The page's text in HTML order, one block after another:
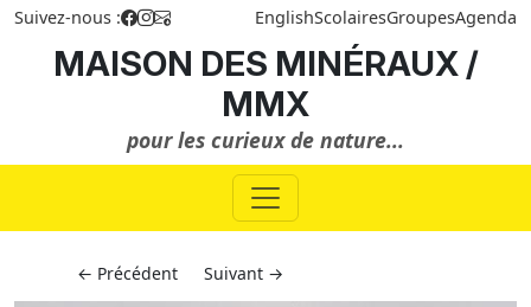
Suivez-nous : EnglishScolairesGroupesAgenda
MAISON DES MINÉRAUX /
MMX
pour les curieux de nature...
← Précédent Suivant →